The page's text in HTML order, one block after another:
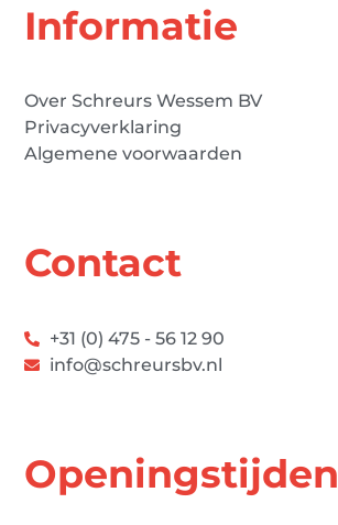
Informatie
Over Schreurs Wessem BV
Privacyverklaring
Algemene voorwaarden
Contact
+31 (0) 475 - 56 12 90
info@schreursbv.nl
Openingstijden